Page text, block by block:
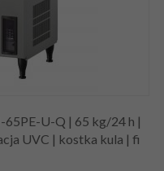
U-Q | 65 kg/24 h |
UVC | kostka kula | fi